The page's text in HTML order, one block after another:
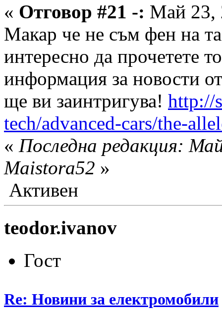
« Отговор #21 -: Май 23,
Макар че не съм фен на
интересно да прочетете
информация за новости
ще ви заинтригува! http://
tech/advanced-cars/the-
« Последна редакция:
Maistora52 »
Активен
teodor.ivanov
Гост
Re: Новини за електромобили